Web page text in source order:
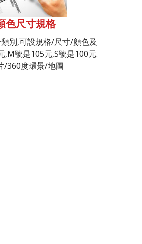
色尺寸規格
別,可設規格/尺寸/顏色及
,M號是105元,S號是100元.
/360度環景/地圖